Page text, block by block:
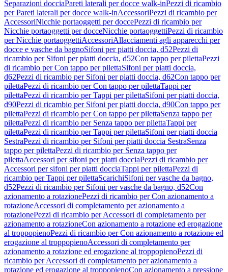
Separazioni docciaPareti laterali per docce walk-inPezzi di ricambio
per Pareti laterali per docce walk-inAccessoriPezzi di ricambio per
AccessoriNicchie portaoggetti per doccePezzi di ricambio per
Nicchie portaoggetti per docceNicchie portaoggettiPezzi di ricambio
per Nicchie portaoggettiAccessoriAllacciamenti agli apparecchi per
docce e vasche da bagnoSifoni per piatti doccia, d52Pezzi di
ricambio per Sifoni per piatti doccia, d52Con tappo per pilettaPezzi
di ricambio per Con tappo per pilettaSifoni per piatti doccia,
d62Pezzi di ricambio per Sifoni per piatti doccia, d62Con tappo per
pilettaPezzi di ricambio per Con tappo per pilettaTappi per
pilettaPezzi di ricambio per Tappi per pilettaSifoni per piatti doccia,
d90Pezzi di ricambio per Sifoni per piatti doccia, d90Con tappo per
pilettaPezzi di ricambio per Con tappo per pilettaSenza tappo per
pilettaPezzi di ricambio per Senza tappo per pilettaTappi per
pilettaPezzi di ricambio per Tappi per pilettaSifoni per piatti doccia
SestraPezzi di ricambio per Sifoni per piatti doccia SestraSenza
tappo per pilettaPezzi di ricambio per Senza tappo per
pilettaAccessori per sifoni per piatti docciaPezzi di ricambio per
Accessori per sifoni per piatti docciaTappi per pilettaPezzi di
ricambio per Tappi per pilettaScarichiSifoni per vasche da bagno,
d52Pezzi di ricambio per Sifoni per vasche da bagno, d52Con
azionamento a rotazionePezzi di ricambio per Con azionamento a
rotazioneAccessori di completamento per azionamento a
rotazionePezzi di ricambio per Accessori di completamento per
azionamento a rotazioneCon azionamento a rotazione ed erogazione
al troppopienoPezzi di ricambio per Con azionamento a rotazione ed
erogazione al troppopienoAccessori di completamento per
azionamento a rotazione ed erogazione al troppopienoPezzi di
ricambio per Accessori di completamento per azionamento a
rotazione ed erogazione al troppopienoCon azionamento a pressione